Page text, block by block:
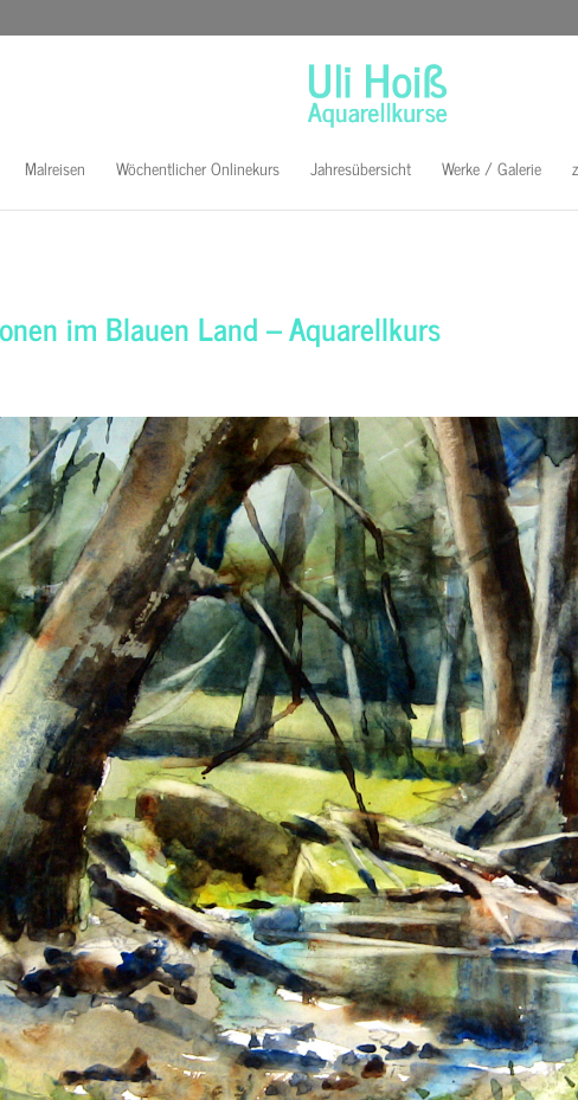
Malreisen Wöchentlicher Onlinekurs Jahresübersicht Werke / Galerie
im Blauen Land – Aquarellkurs